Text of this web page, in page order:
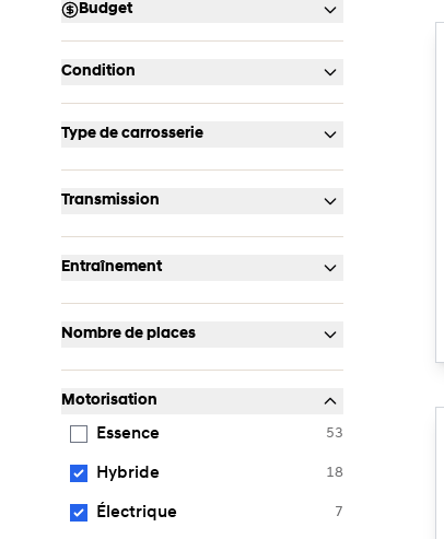
Budget
Condition
Type de carrosserie
Transmission
Entraînement
Nombre de places
Motorisation
Essence 53
Hybride 18
Électrique 7